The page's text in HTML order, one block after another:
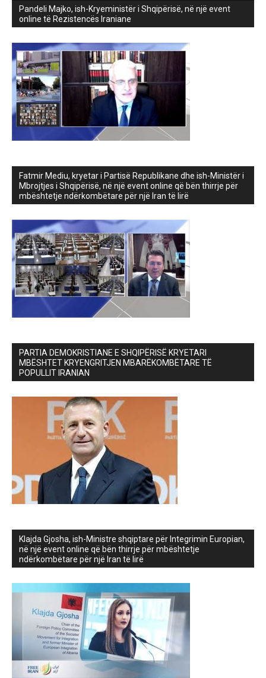
Pandeli Majko, ish-Kryeministër i Shqipërisë, në një event
online të Rezistencës Iraniane
Fatmir Mediu, kryetar i Partisë Republikane dhe ish-Ministër i
Mbrojtjes i Shqipërisë, në një event online që bën thirrje për
mbështetje ndërkombëtare për një Iran të lirë
PARTIA DEMOKRISTIANE E SHQIPËRISË KRYETARI
MBËSHTET KRYENGRITJEN MBARËKOMBËTARE TË
POPULLIT IRANIAN
Klajda Gjosha, ish-Ministre shqiptare për Integrimin Europian,
në një event online që bën thirrje për mbështetje
ndërkombëtare për një Iran të lirë